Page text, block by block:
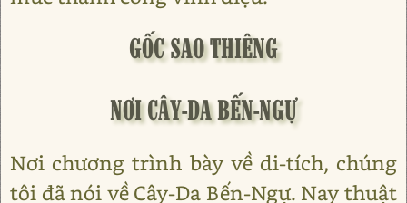
GỐC SAO THIÊNG
NƠI CÂY-DA BẾN-NGỰ
Nơi chương trình bày về di-tích, chúng
tôi đã nói về Cây-Da Bến-Ngự. Nay thuật